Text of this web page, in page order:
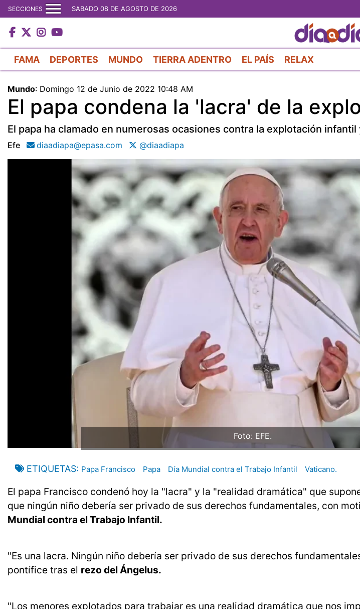
al
SECCIONES SABADO 08 DE AGOSTO DE 2026
FAMA DEPORTES MUNDO TIERRA ADENTRO EL PAÍS RELAX
Mundo: Domingo 12 de Junio de 2022 10:48 AM
El papa condena la 'lacra' de la
El papa ha clamado en numerosas ocasiones contra la explotación
Efe diaadiapa@epasa.com @diaadiapa
Foto: EFE.
ETIQUETAS Papa Francisco Papa Día Mundial contra el Trabajo Infantil Vaticano.
El papa Francisco condenó hoy la "lacra" y la "realidad dramática" que
que ningún niño debería ser privado de sus derechos fundamentales, con
Mundial contra el Trabajo Infantil.
"Es una lacra. Ningún niño debería ser privado de sus derechos
pontífice tras el rezo del Ángelus.
"Los menores explotados para trabajar es una realidad dramática que nos